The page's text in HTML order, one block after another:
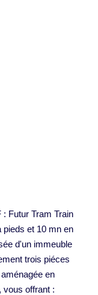
Futur Tram Train
pieds et 10 mn en
d'un immeuble
trois piéces
en
vous offrant :